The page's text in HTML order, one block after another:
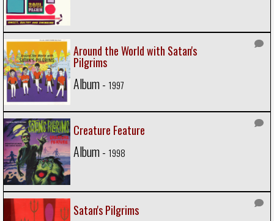
Around the World with Satan's
Pilgrims
Album - 1997
Creature Feature
Album - 1998
Satan's Pilgrims